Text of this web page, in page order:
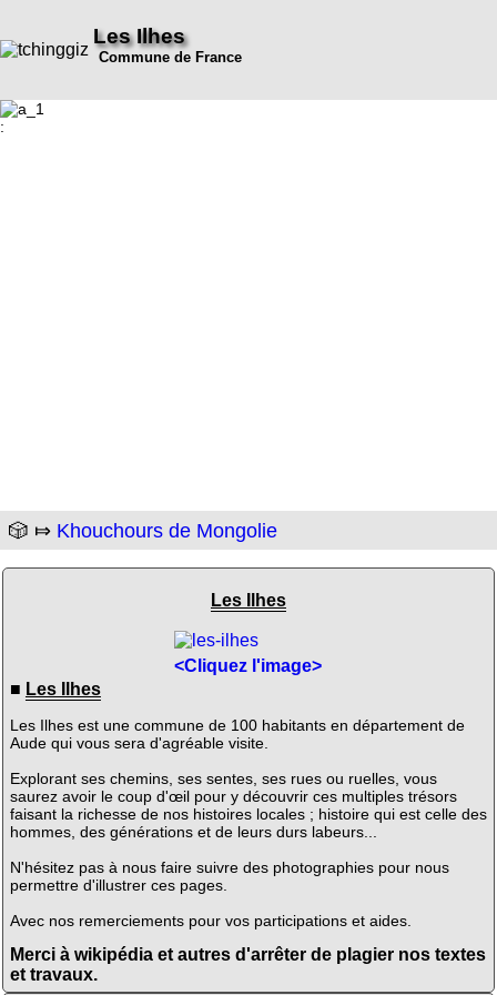
Les Ilhes
Commune de France
:
🎲 ⤇ Khouchours de Mongolie
Les Ilhes
<Cliquez l'image>
■ Les Ilhes
Les Ilhes est une commune de 100 habitants en département de
Aude qui vous sera d'agréable visite.
Explorant ses chemins, ses sentes, ses rues ou ruelles, vous
saurez avoir le coup d'œil pour y découvrir ces multiples trésors
faisant la richesse de nos histoires locales ; histoire qui est celle des
hommes, des générations et de leurs durs labeurs...
N'hésitez pas à nous faire suivre des photographies pour nous
permettre d'illustrer ces pages.
Avec nos remerciements pour vos participations et aides.
Merci à wikipédia et autres d'arrêter de plagier nos textes
et travaux.